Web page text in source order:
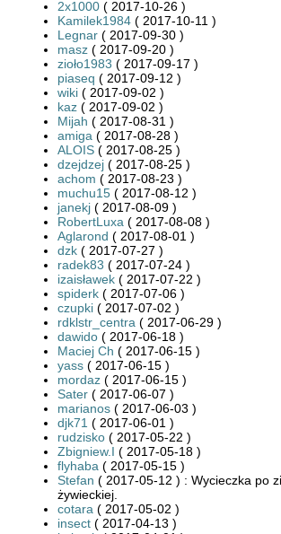
2x1000 ( 2017-10-26 )
Kamilek1984 ( 2017-10-11 )
Legnar ( 2017-09-30 )
masz ( 2017-09-20 )
zioło1983 ( 2017-09-17 )
piaseq ( 2017-09-12 )
wiki ( 2017-09-02 )
kaz ( 2017-09-02 )
Mijah ( 2017-08-31 )
amiga ( 2017-08-28 )
ALOIS ( 2017-08-25 )
dzejdzej ( 2017-08-25 )
achom ( 2017-08-23 )
muchu15 ( 2017-08-12 )
janekj ( 2017-08-09 )
RobertLuxa ( 2017-08-08 )
Aglarond ( 2017-08-01 )
dzk ( 2017-07-27 )
radek83 ( 2017-07-24 )
izaisławek ( 2017-07-22 )
spiderk ( 2017-07-06 )
czupki ( 2017-07-02 )
rdklstr_centra ( 2017-06-29 )
dawido ( 2017-06-18 )
Maciej Ch ( 2017-06-15 )
yass ( 2017-06-15 )
mordaz ( 2017-06-15 )
Sater ( 2017-06-07 )
marianos ( 2017-06-03 )
djk71 ( 2017-06-01 )
rudzisko ( 2017-05-22 )
Zbigniew.I ( 2017-05-18 )
flyhaba ( 2017-05-15 )
Stefan ( 2017-05-12 ) : Wycieczka po
żywieckiej.
cotara ( 2017-05-02 )
insect ( 2017-04-13 )